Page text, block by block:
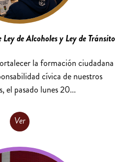
de Alcoholes y Ley de Tránsito
la formación ciudadana
cívica de nuestros
el pasado lunes 20...
Ver